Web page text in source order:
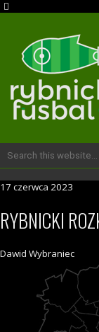
17 czerwca 2023
RYBNICKI
Dawid Wybraniec